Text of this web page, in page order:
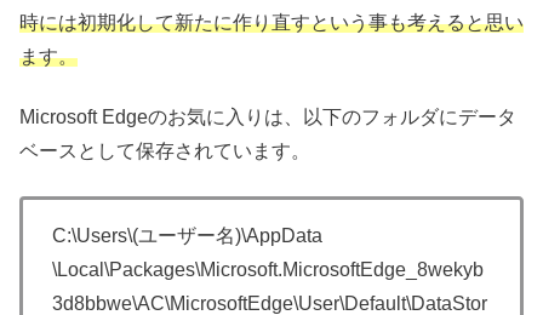
時には初期化して新たに作り直すという事も考えると思い
ます。
Microsoft Edgeのお気に入りは、以下のフォルダにデータ
ベースとして保存されています。
C:\Users\(ユーザー名)\AppData
\Local\Packages\Microsoft.MicrosoftEdge_8wekyb
3d8bbwe\AC\MicrosoftEdge\User\Default\DataStor